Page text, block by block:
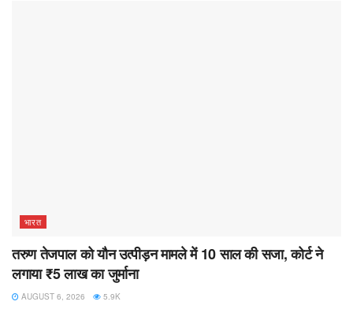
भारत
तरुण तेजपाल को यौन उत्पीड़न मामले में 10 साल की सजा, कोर्ट ने
लगाया ₹5 लाख का जुर्माना
AUGUST 6, 2026 5.9K